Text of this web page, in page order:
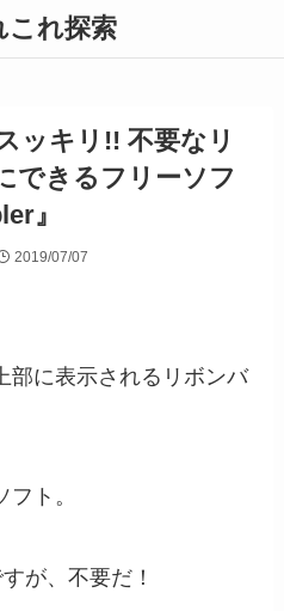
これ探索
ッキリ!! 不要なリ
できるフリーソフ
』
2019/07/07
部に表示されるリボンバ
ト。
が、不要だ！